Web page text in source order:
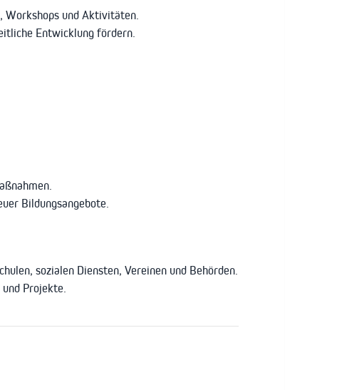
Workshops und Aktivitäten.
Entwicklung fördern.
Bildungsangebote.
sozialen Diensten, Vereinen und Behörden.
Projekte.